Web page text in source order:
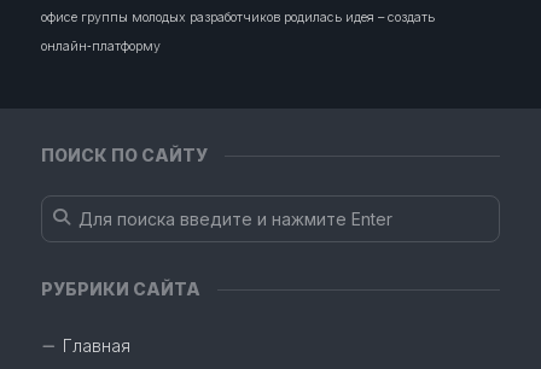
ПОИСК ПО САЙТУ
РУБРИКИ САЙТА
Главная
офисе группы молодых разработчиков родилась идея – создать
онлайн‑платформу